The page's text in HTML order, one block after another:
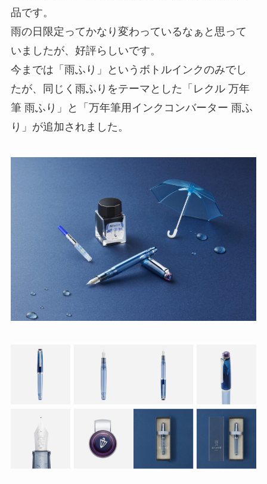
品です。
雨の日限定ってかなり変わっているなぁと思って
いましたが、好評らしいです。
今までは「雨ふり」というボトルインクのみでし
たが、同じく雨ふりをテーマとした「レクル 万年
筆 雨ふり」と「万年筆用インクコンバーター 雨ふ
り」が追加されました。